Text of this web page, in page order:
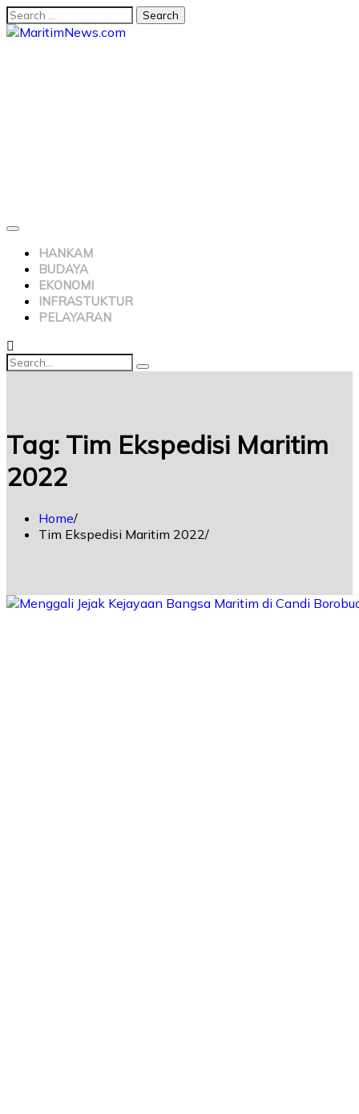
HANKAM
BUDAYA
EKONOMI
INFRASTUKTUR
PELAYARAN
Tag: Tim Ekspedisi Maritim
2022
Home
Tim Ekspedisi Maritim 2022